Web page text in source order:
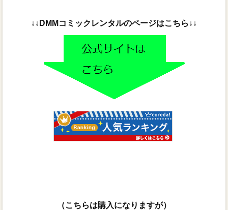
↓↓DMMコミックレンタルのページはこちら↓↓
（こちらは購入になりますが）